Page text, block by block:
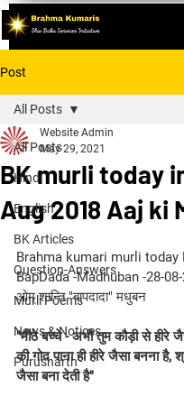
Post
All Posts
Hindi
English
BK Articles
Question-Answers
Murli Poems
News & Notices
Purusharth
All Posts
BK murli today
Aug 2018 Aaj ki
Website Admin
May 29, 2021
Brahma kumari murli today
BapDada -Madhuban -28-08-
ओम् शान्ति "बापदादा" मधुबन
"मीठे बच्चे - अभी तुम कौड़ी से हीरे
की गोद पाना ही हीरे जैसा बनना है,
जैसा बना देती है"